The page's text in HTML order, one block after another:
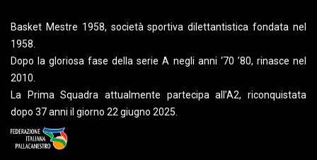
Basket Mestre 1958, società sportiva dilettantistica fondata nel
1958.
Dopo la gloriosa fase della serie A negli anni ‘70 ’80, rinasce nel
2010.
La Prima Squadra attualmente partecipa all’A2, riconquistata
dopo 37 anni il giorno 22 giugno 2025.